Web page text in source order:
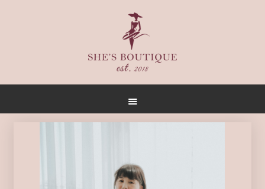
首頁
關於
禮服出租
禮服作品